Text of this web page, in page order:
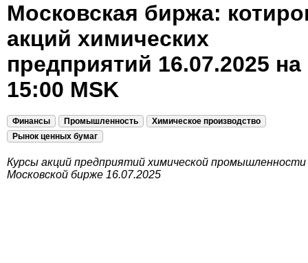
Московская биржа:
акций химических
предприятий 16.07.2025 на
15:00 MSK
Финансы Промышленность
Химическое производство
Рынок ценных бумаг
Курсы акций предприятий химической промышленности
Московской бирже 16.07.2025